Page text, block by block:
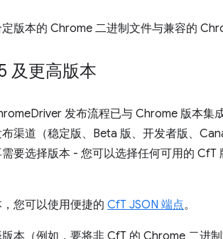
版本的 Chrome 二进制文件与兼容的
及更高版本
发布流程已与 Chrome 版本集
渠道（稳定版、Beta 版、开发者版、
要选择版本 - 您可以选择任何可用的
您可以使用便捷的 CfT JSON 端点。
本（例如，要将非 CfT 的 Chrome 二进